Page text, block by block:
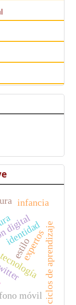
ciclos de aprendizaje
estilo
infancia
móvil
identidad
expertos